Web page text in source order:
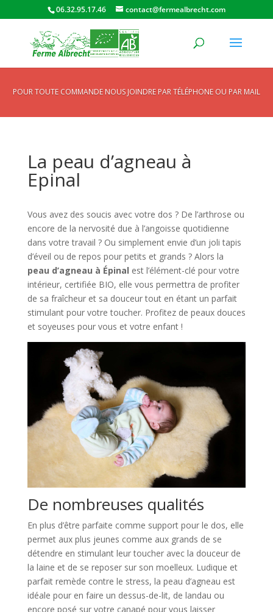
06.32.95.17.46 contact@fermealbrecht.com
POUR TOUTE COMMANDE NOUS JOINDRE PAR TÉLÉPHONE OU PAR MAIL
La peau d’agneau à
Epinal
Vous avez des soucis avec votre dos ? De l’arthrose ou
encore de la nervosité due à l’angoisse quotidienne
dans votre travail ? Ou simplement envie d’un joli tapis
d’éveil ou de repos pour petits et grands ? Alors la
peau d’agneau à Épinal est l’élément-clé pour votre
intérieur, certifiée BIO, elle vous permettra de profiter
de sa fraîcheur et sa douceur tout en étant un parfait
stimulant pour votre toucher. Profitez de peaux douces
et soyeuses pour vous et votre enfant !
De nombreuses qualités
En plus d’être parfaite comme support pour le dos, elle
permet aux plus jeunes comme aux grands de se
détendre en stimulant leur toucher avec la douceur de
la laine et de se reposer sur son moelleux. Ludique et
parfait remède contre le stress, la peau d’agneau est
idéale pour en faire un dessus-de-lit, de landau ou
encore posé sur votre canapé pour vous laisser